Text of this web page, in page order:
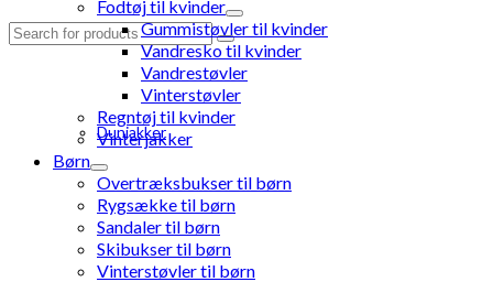
Dunjakker
Search
Fodtøj til kvinder
Gummistøvler til kvinder
Vandresko til kvinder
Vandrestøvler
Vinterstøvler
Regntøj til kvinder
Vinterjakker
Børn
Overtræksbukser til børn
Rygsække til børn
Sandaler til børn
Skibukser til børn
Vinterstøvler til børn